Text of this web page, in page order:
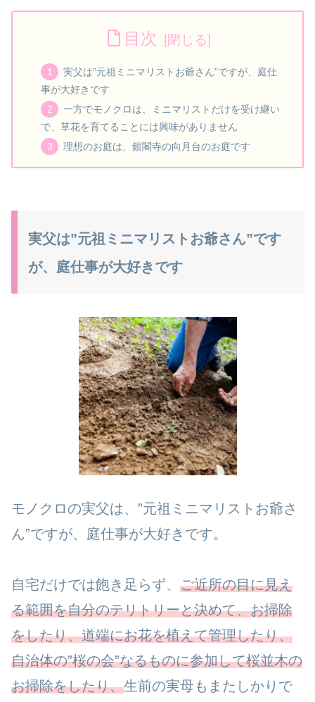
目次
実父は”元祖ミニマリストお爺さん”ですが、庭仕
事が大好きです
一方でモノクロは、ミニマリストだけを受け継い
で、草花を育てることには興味がありません
理想のお庭は、銀閣寺の向月台のお庭です
実父は”元祖ミニマリストお爺さん”です
が、庭仕事が大好きです
モノクロの実父は、”元祖ミニマリストお爺さ
ん”ですが、庭仕事が大好きです。
自宅だけでは飽き足らず、 ご近所の目に見え
る範囲を自分のテリトリーと決めて、お掃除
をしたり、道端にお花を植えて管理したり、
自治体の”桜の会”なるものに参加して桜並木の
お掃除をしたり、生前の実母もまたしかりで